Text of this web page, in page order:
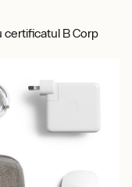
certificatul B Corp